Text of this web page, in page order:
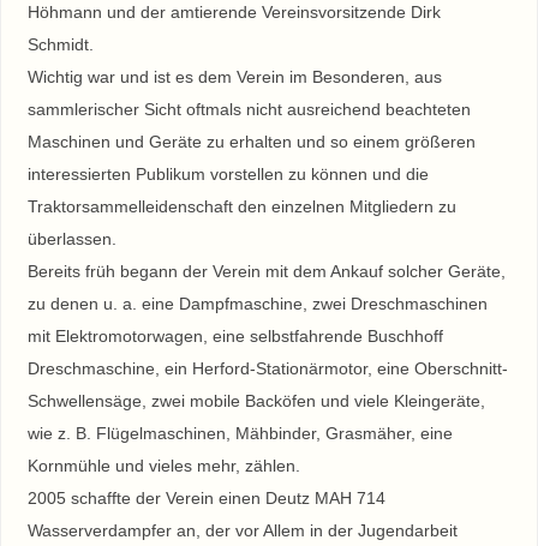
Höhmann und der amtierende Vereinsvorsitzende Dirk
Schmidt.
Wichtig war und ist es dem Verein im Besonderen, aus
sammlerischer Sicht oftmals nicht ausreichend beachteten
Maschinen und Geräte zu erhalten und so einem größeren
interessierten Publikum vorstellen zu können und die
Traktorsammelleidenschaft den einzelnen Mitgliedern zu
überlassen.
Bereits früh begann der Verein mit dem Ankauf solcher Geräte,
zu denen u. a. eine Dampfmaschine, zwei Dreschmaschinen
mit Elektromotorwagen, eine selbstfahrende Buschhoff
Dreschmaschine, ein Herford-Stationärmotor, eine Oberschnitt-
Schwellensäge, zwei mobile Backöfen und viele Kleingeräte,
wie z. B. Flügelmaschinen, Mähbinder, Grasmäher, eine
Kornmühle und vieles mehr, zählen.
2005 schaffte der Verein einen Deutz MAH 714
Wasserverdampfer an, der vor Allem in der Jugendarbeit